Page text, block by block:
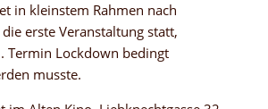
in kleinstem Rahmen nach
erste Veranstaltung statt,
Termin Lockdown bedingt
musste.